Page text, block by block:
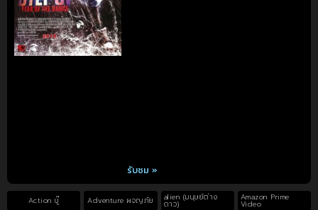
รับชม »
Action บู๊ Adventure ผจญภัย alien (มนุษย์ต่าง
ดาว)
Amazon Prime
Video